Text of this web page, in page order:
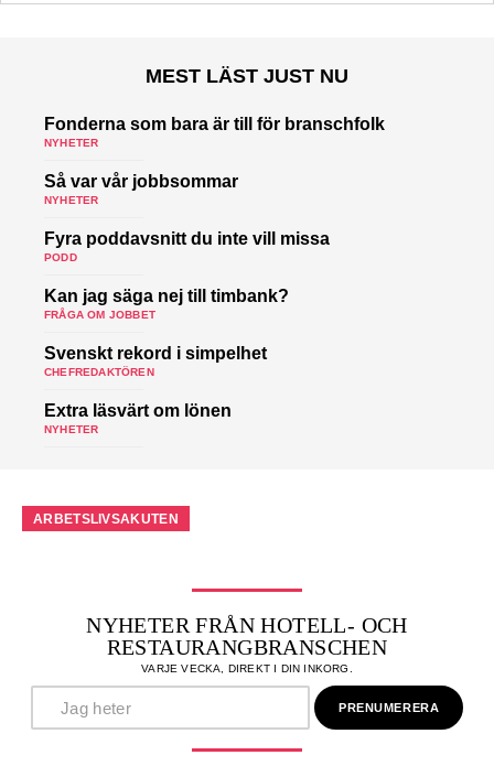
MEST LÄST JUST NU
Fonderna som bara är till för branschfolk
NYHETER
Så var vår jobbsommar
NYHETER
Fyra poddavsnitt du inte vill missa
PODD
Kan jag säga nej till timbank?
FRÅGA OM JOBBET
Svenskt rekord i simpelhet
CHEFREDAKTÖREN
Extra läsvärt om lönen
NYHETER
ARBETSLIVSAKUTEN
NYHETER FRÅN HOTELL- OCH
RESTAURANGBRANSCHEN
VARJE VECKA, DIREKT I DIN INKORG.